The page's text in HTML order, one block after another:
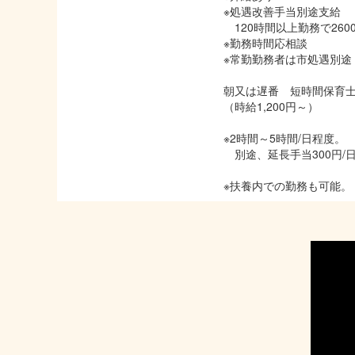
※処遇改善手当別途支給
120時間以上勤務で
※勤務時間応相談
※常勤勤務者は市処遇別途
朝又は遅番 短時間保育
（時給1,200円～）
※2時間～5時間/日程度。
別途、延長手当300円/日
※扶養内での勤務も可能。